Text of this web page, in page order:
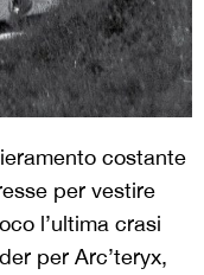
costante
per vestire
l’ultima crasi
per Arc’teryx,